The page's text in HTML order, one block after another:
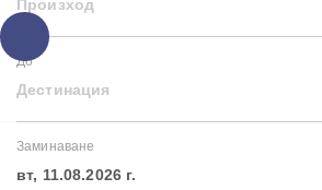
Произход
До
Дестинация
Заминаване
вт, 11.08.2026 г.